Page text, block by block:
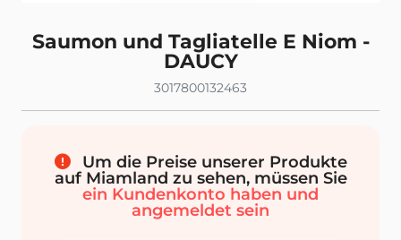
Saumon und Tagliatelle E Niom -
DAUCY
3017800132463
Um die Preise unserer Produkte
auf Miamland zu sehen, müssen Sie
ein Kundenkonto haben und
angemeldet sein